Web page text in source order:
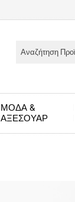
ΜΌΔΑ &
ΑΞΕΣΟΥΆΡ